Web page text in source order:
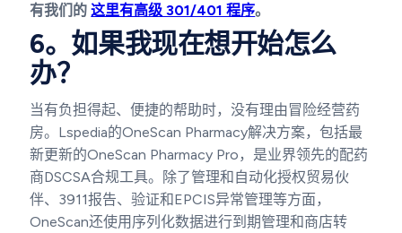
有我们的这里有高级 301/401 程序。
6。如果我现在想开始怎么
办？
当有负担得起、便捷的帮助时，没有理由冒险经营药
房。Lspedia的OneScan Pharmacy解决方案，包括最
新更新的OneScan Pharmacy Pro，是业界领先的配药
商DSCSA合规工具。除了管理和自动化授权贸易伙
伴、3911报告、验证和EPCIS异常管理等方面，
OneScan还使用序列化数据进行到期管理和商店转